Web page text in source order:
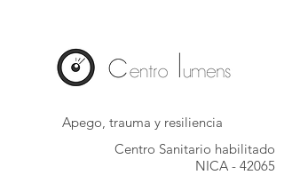
Apego, trauma y resiliencia
Centro Sanitario habilitado
NICA - 42065